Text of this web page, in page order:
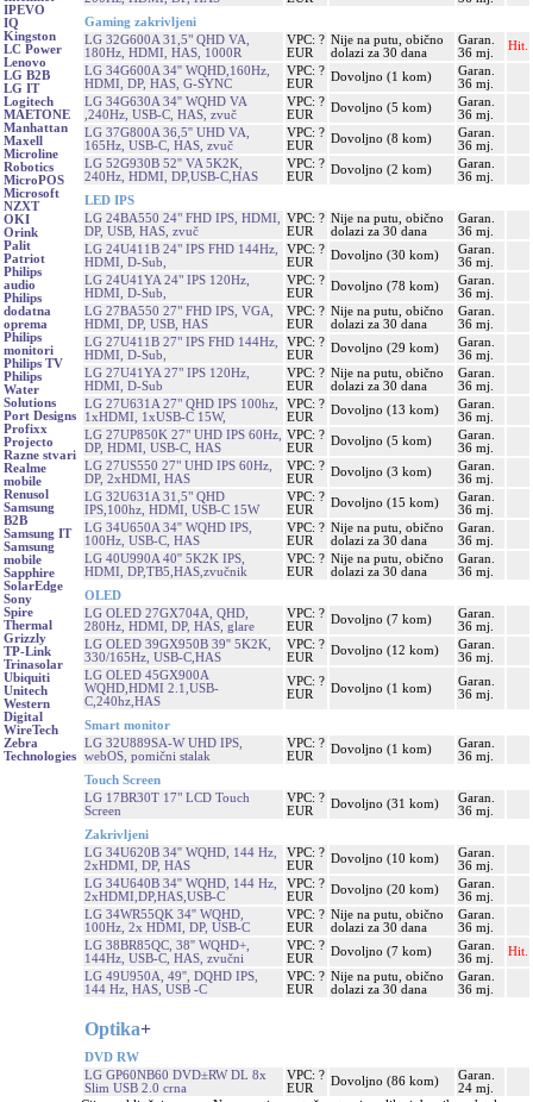
IPEVO
IQ
Kingston
LC Power
Lenovo
LG B2B
LG IT
Logitech
MAETONE
Manhattan
Maxell
Microline
Robotics
MicroPOS
Microsoft
NZXT
OKI
Orink
Palit
Patriot
Philips
audio
Philips
dodatna
oprema
Philips
monitori
Philips TV
Philips
Water
Solutions
Port Designs
Profixx
Projecto
Razne stvari
Realme
mobile
Renusol
Samsung
B2B
Samsung IT
Samsung
mobile
Sapphire
SolarEdge
Sony
Spire
Thermal
Grizzly
TP-Link
Trinasolar
Ubiquiti
Unitech
Western
Digital
WireTech
Zebra
Technologies
Gaming zakrivljeni
LG 32G600A 31,5" QHD VA,
180Hz, HDMI, HAS, 1000R
VPC: ?
EUR
Nije na putu, obično
dolazi za 30 dana
Garan.
36 mj.
Hit.
LG 34G600A 34'' WQHD,160Hz,
HDMI, DP, HAS, G-SYNC
VPC: ?
EUR
Dovoljno (1 kom)
Garan.
36 mj.
LG 34G630A 34'' WQHD VA
,240Hz, USB-C, HAS, zvuč
VPC: ?
EUR
Dovoljno (5 kom)
Garan.
36 mj.
LG 37G800A 36,5'' UHD VA,
165Hz, USB-C, HAS, zvuč
VPC: ?
EUR
Dovoljno (8 kom)
Garan.
36 mj.
LG 52G930B 52'' VA 5K2K,
240Hz, HDMI, DP,USB-C,HAS
VPC: ?
EUR
Dovoljno (2 kom)
Garan.
36 mj.
LED IPS
LG 24BA550 24" FHD IPS, HDMI,
DP, USB, HAS, zvuč
VPC: ?
EUR
Nije na putu, obično
dolazi za 30 dana
Garan.
36 mj.
LG 24U411B 24" IPS FHD 144Hz,
HDMI, D-Sub,
VPC: ?
EUR
Dovoljno (30 kom)
Garan.
36 mj.
LG 24U41YA 24" IPS 120Hz,
HDMI, D-Sub,
VPC: ?
EUR
Dovoljno (78 kom)
Garan.
36 mj.
LG 27BA550 27" FHD IPS, VGA,
HDMI, DP, USB, HAS
VPC: ?
EUR
Nije na putu, obično
dolazi za 30 dana
Garan.
36 mj.
LG 27U411B 27" IPS FHD 144Hz,
HDMI, D-Sub,
VPC: ?
EUR
Dovoljno (29 kom)
Garan.
36 mj.
LG 27U41YA 27" IPS 120Hz,
HDMI, D-Sub
VPC: ?
EUR
Nije na putu, obično
dolazi za 30 dana
Garan.
36 mj.
LG 27U631A 27" QHD IPS 100hz,
1xHDMI, 1xUSB-C 15W,
VPC: ?
EUR
Dovoljno (13 kom)
Garan.
36 mj.
LG 27UP850K 27" UHD IPS 60Hz,
DP, HDMI, USB-C, HAS
VPC: ?
EUR
Dovoljno (5 kom)
Garan.
36 mj.
LG 27US550 27" UHD IPS 60Hz,
DP, 2xHDMI, HAS
VPC: ?
EUR
Dovoljno (3 kom)
Garan.
36 mj.
LG 32U631A 31,5" QHD
IPS,100hz, HDMI, USB-C 15W
VPC: ?
EUR
Dovoljno (15 kom)
Garan.
36 mj.
LG 34U650A 34'' WQHD IPS,
100Hz, USB-C, HAS
VPC: ?
EUR
Nije na putu, obično
dolazi za 30 dana
Garan.
36 mj.
LG 40U990A 40'' 5K2K IPS,
HDMI, DP,TB5,HAS,zvučnik
VPC: ?
EUR
Nije na putu, obično
dolazi za 30 dana
Garan.
36 mj.
OLED
LG OLED 27GX704A, QHD,
280Hz, HDMI, DP, HAS, glare
VPC: ?
EUR
Dovoljno (7 kom)
Garan.
36 mj.
LG OLED 39GX950B 39'' 5K2K,
330/165Hz, USB-C,HAS
VPC: ?
EUR
Dovoljno (12 kom)
Garan.
36 mj.
LG OLED 45GX900A
WQHD,HDMI 2.1,USB-
C,240hz,HAS
VPC: ?
EUR
Dovoljno (1 kom)
Garan.
36 mj.
Smart monitor
LG 32U889SA-W UHD IPS,
webOS, pomični stalak
VPC: ?
EUR
Dovoljno (1 kom)
Garan.
36 mj.
Touch Screen
LG 17BR30T 17" LCD Touch
Screen
VPC: ?
EUR
Dovoljno (31 kom)
Garan.
36 mj.
Zakrivljeni
LG 34U620B 34'' WQHD, 144 Hz,
2xHDMI, DP, HAS
VPC: ?
EUR
Dovoljno (10 kom)
Garan.
36 mj.
LG 34U640B 34'' WQHD, 144 Hz,
2xHDMI,DP,HAS,USB-C
VPC: ?
EUR
Dovoljno (20 kom)
Garan.
36 mj.
LG 34WR55QK 34'' WQHD,
100Hz, 2x HDMI, DP, USB-C
VPC: ?
EUR
Nije na putu, obično
dolazi za 30 dana
Garan.
36 mj.
LG 38BR85QC, 38'' WQHD+,
144Hz, USB-C, HAS, zvučni
VPC: ?
EUR
Dovoljno (7 kom)
Garan.
36 mj.
Hit.
LG 49U950A, 49'', DQHD IPS,
144 Hz, HAS, USB -C
VPC: ?
EUR
Nije na putu, obično
dolazi za 30 dana
Garan.
36 mj.
Optika+
DVD RW
LG GP60NB60 DVD±RW DL 8x
Slim USB 2.0 crna
VPC: ?
EUR
Dovoljno (86 kom)
Garan.
24 mj.